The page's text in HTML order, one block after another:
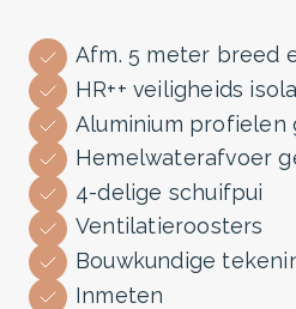
Afm. 5 meter breed
HR++ veiligheids
Aluminium profielen
Hemelwaterafvoer
4-delige schuifpui
Ventilatieroosters
Bouwkundige
Inmeten